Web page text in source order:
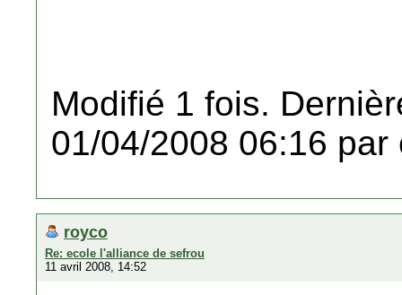
Modifié 1 fois.
01/04/2008 06:16 par
royco
Re: ecole l'alliance de sefrou
11 avril 2008, 14:52